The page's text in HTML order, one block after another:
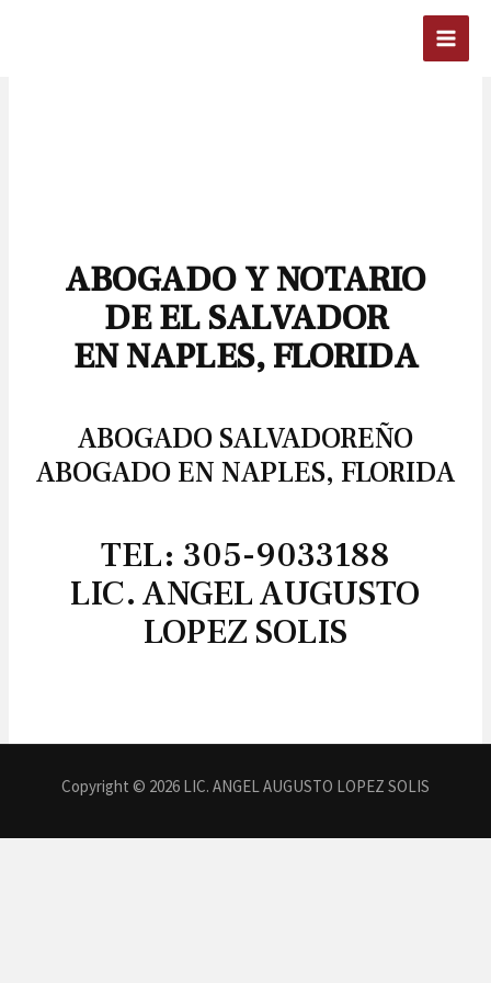
ABOGADO Y NOTARIO
DE EL SALVADOR
EN NAPLES, FLORIDA
ABOGADO SALVADOREÑO
ABOGADO EN NAPLES, FLORIDA
TEL: 305-9033188
LIC. ANGEL AUGUSTO
LOPEZ SOLIS
Copyright © 2026 LIC. ANGEL AUGUSTO LOPEZ SOLIS